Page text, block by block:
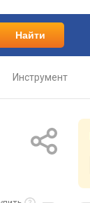
Найти
Инструмент